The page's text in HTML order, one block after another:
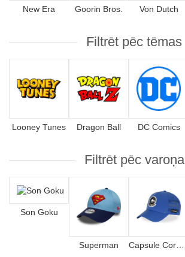
New Era Goorin Bros. Von Dutch
Filtrēt pēc tēmas
Looney Tunes Dragon Ball DC Comics
Filtrēt pēc varoņa
Son Goku
Superman